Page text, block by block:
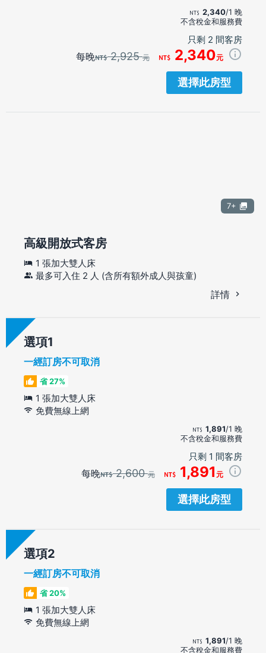
2,340/1 晚
不含稅金和服務費
只剩 2 間客房
每晚 2,925元 2,340元
選擇此房型
7+
高級開放式客房
1 張加大雙人床
最多可入住 2 人 (含所有額外成人與孩童)
詳情
選項
一經訂房不可取消
省 27%
1 張加大雙人床
免費無線上網
1,891/1 晚
不含稅金和服務費
只剩 1 間客房
每晚 2,600元 1,891 元
選擇此房型
選項
一經訂房不可取消
省 20%
1 張加大雙人床
免費無線上網
1,891/1 晚
不含稅金和服務費